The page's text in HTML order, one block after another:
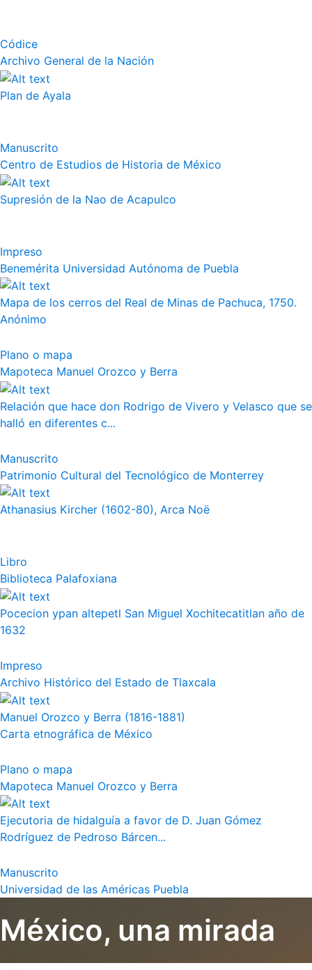
Códice
Archivo General de la Nación
Plan de Ayala
Manuscrito
Centro de Estudios de Historia de México
Supresión de la Nao de Acapulco
Impreso
Benemérita Universidad Autónoma de Puebla
Mapa de los cerros del Real de Minas de Pachuca, 1750.
Anónimo
Plano o mapa
Mapoteca Manuel Orozco y Berra
Relación que hace don Rodrigo de Vivero y Velasco que se
halló en diferentes c...
Manuscrito
Patrimonio Cultural del Tecnológico de Monterrey
Athanasius Kircher (1602-80), Arca Noë
Libro
Biblioteca Palafoxiana
Pocecion ypan altepetl San Miguel Xochitecatitlan año de
1632
Impreso
Archivo Histórico del Estado de Tlaxcala
Manuel Orozco y Berra (1816-1881)
Carta etnográfica de México
Plano o mapa
Mapoteca Manuel Orozco y Berra
Ejecutoria de hidalguía a favor de D. Juan Gómez
Rodríguez de Pedroso Bárcen...
Manuscrito
Universidad de las Américas Puebla
México, una mirada